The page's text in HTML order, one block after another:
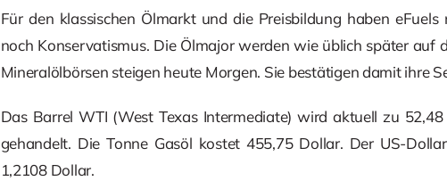
Für den klassischen Ölmarkt und die Preisbildung haben
noch Konservatismus. Die Ölmajor werden wie üblich später auf
Mineralölbörsen steigen heute Morgen. Sie bestätigen damit ihre
Das Barrel WTI (West Texas Intermediate) wird aktuell zu
gehandelt. Die Tonne Gasöl kostet 455,75 Dollar. Der US-
1,2108 Dollar.